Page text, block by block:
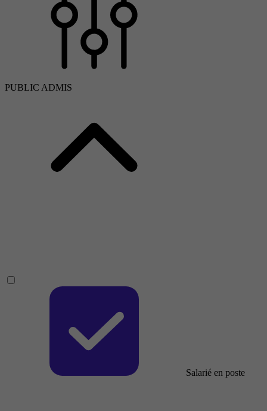
PUBLIC ADMIS
Salarié en poste